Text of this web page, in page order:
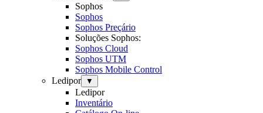
Sophos
Sophos
Sophos Preçário
Soluções Sophos:
Sophos Cloud
Sophos UTM
Sophos Mobile Control
Ledipor
▼
Ledipor
Inventário